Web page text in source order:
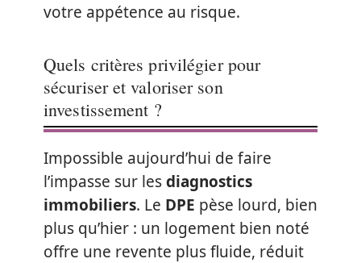
votre appétence au risque.
Quels critères privilégier pour
sécuriser et valoriser son
investissement ?
Impossible aujourd’hui de faire
l’impasse sur lesdiagnostics
immobiliers. Le DPE pèse lourd, bien
plus qu’hier : un logement bien noté
offre une revente plus fluide, réduit